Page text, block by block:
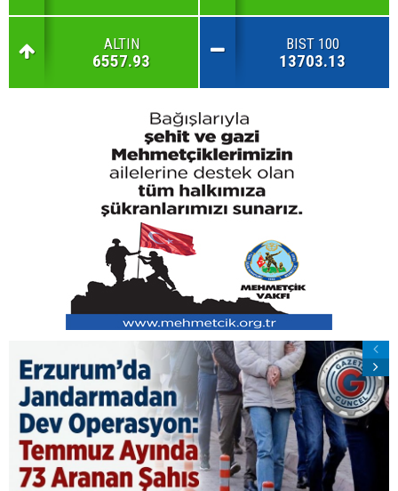
ALTIN
6557.93
BIST 100
13703.13